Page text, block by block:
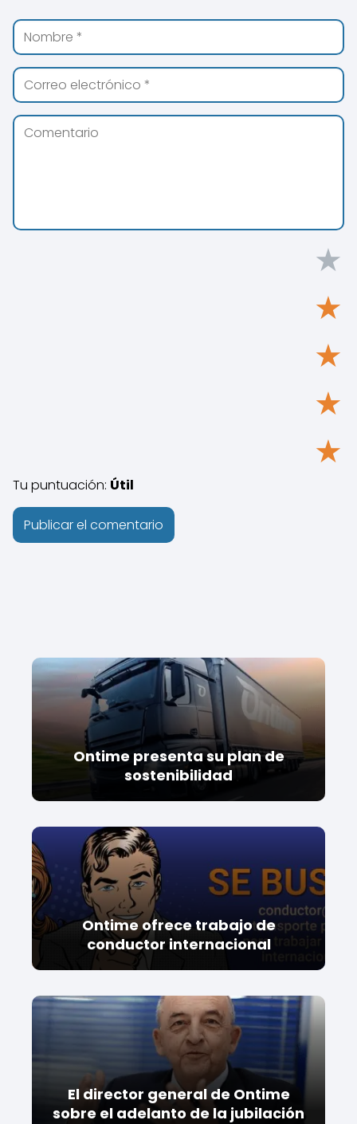
★
★
★
★
★
Tu puntuación: Útil
Ontime presenta su plan de
sostenibilidad
Ontime ofrece trabajo de
conductor internacional
El director general de Ontime
sobre el adelanto de la jubilación